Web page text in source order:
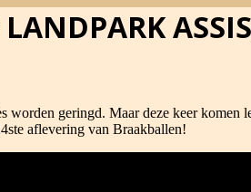
geringd. Maar deze keer komen
aflevering van Braakballen!